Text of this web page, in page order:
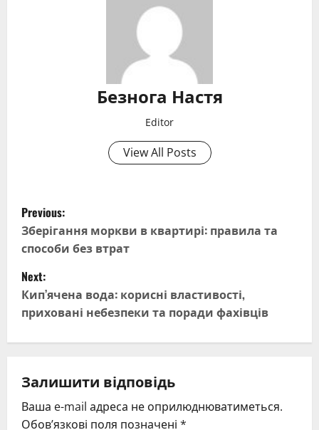
Безнога Настя
Editor
View All Posts
P
o
s
t
n
v
i
Previous:
Зберігання моркви в квартирі: правила та
способи без втрат
Next:
Кип’ячена вода: корисні властивості,
приховані небезпеки та поради фахівців
Залишити відповідь
Ваша e-mail адреса не оприлюднюватиметься.
Обов’язкові поля позначені *